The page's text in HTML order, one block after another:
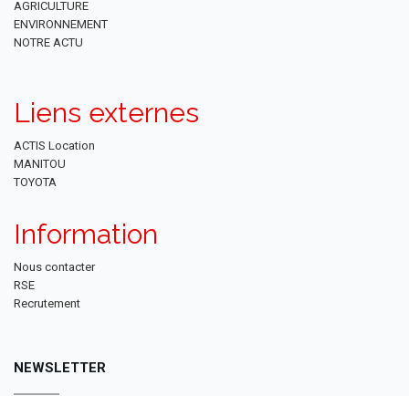
AGRICULTURE
ENVIRONNEMENT
NOTRE ACTU
Liens externes
ACTIS Location
MANITOU
TOYOTA
Information
Nous contacter
RSE
Recrutement
NEWSLETTER